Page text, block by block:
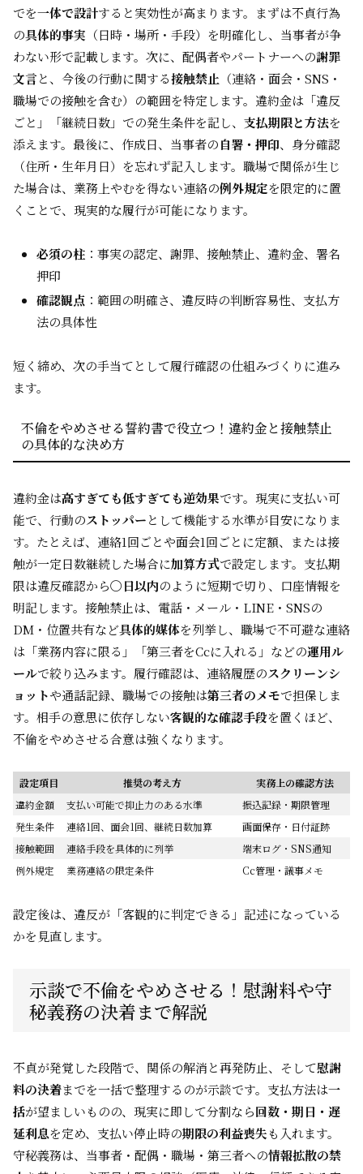
でを一体で設計すると実効性が高まります。まずは不貞行為
の具体的事実 （日時・場所・手段）を明確化し、当事者が争
わない形で記載します。次に、配偶者やパートナーへの謝罪
文言と、今後の行動に関する接触禁止 （連絡・面会・SNS・
職場での接触を含む）の範囲を特定します。違約金は「違反
ごと」「継続日数」での発生条件を記し、 支払期限と方法を
添えます。最後に、作成日、当事者の自署・押印、身分確認
（住所・生年月日）を忘れず記入します。職場で関係が生じ
た場合は、業務上やむを得ない連絡の例外規定を限定的に置
くことで、現実的な履行が可能になります。
必須の柱 ：事実の認定、謝罪、接触禁止、違約金、署名
押印
確認観点 ：範囲の明確さ、違反時の判断容易性、支払方
法の具体性
短く締め、次の手当てとして履行確認の仕組みづくりに進み
ます。
不倫をやめさせる誓約書で役立つ！違約金と接触禁止
の具体的な決め方
違約金は高すぎても低すぎても逆効果です。現実に支払い可
能で、行動のストッパーとして機能する水準が目安になりま
す。たとえば、連絡1回ごとや面会1回ごとに定額、または接
触が一定日数継続した場合に加算方式で設定します。支払期
限は違反確認から〇日以内のように短期で切り、口座情報を
明記します。接触禁止は、電話・メール・LINE・SNSの
DM・位置共有など具体的媒体を列挙し、職場で不可避な連絡
は「業務内容に限る」「第三者をCcに入れる」などの運用ル
ールで絞り込みます。履行確認は、連絡履歴のスクリーンシ
ョットや通話記録、職場での接触は第三者のメモで担保しま
す。相手の意思に依存しない客観的な確認手段を置くほど、
不倫をやめさせる合意は強くなります。
設定項目 推奨の考え方
実務上の確認方法
違約金額
支払い可能で抑止力のある水準
振込記録・期限管理
発生条件
連絡1回、面会1回、継続日数加算
画面保存・日付証跡
接触範囲
連絡手段を具体的に列挙
端末ログ・SNS通知
例外規定
業務連絡の限定条件 Cc管理・議事メモ
設定後は、違反が「客観的に判定できる」記述になっている
かを見直します。
示談で不倫をやめさせる！慰謝料や守
秘義務の決着まで解説
不貞が発覚した段階で、関係の解消と再発防止、そして慰謝
料の決着までを一括で整理するのが示談です。支払方法は一
括が望ましいものの、現実に即して分割なら回数・期日・遅
延利息を定め、支払い停止時の期限の利益喪失も入れます。
守秘義務は、当事者・配偶・職場・第三者への情報拡散の禁